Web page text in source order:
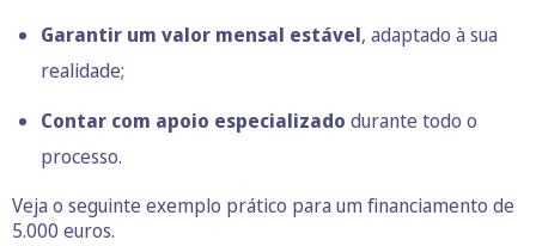
Garantir um valor mensal estável, adaptado à sua
realidade;
Contar com apoio especializado durante todo o
processo.
Veja o seguinte exemplo prático para um financiamento de
5.000 euros.